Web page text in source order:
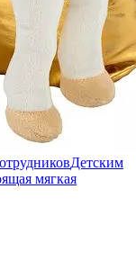
Детским
мягкая